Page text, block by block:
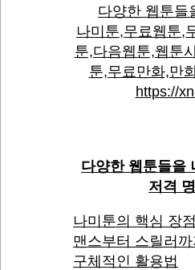
다양한 웹툰들
나미툰,무료웹툰,
툰,다음웹툰,웹툰
툰,무료만화,만
https://
다양한 웹툰들을
저격
나미툰의 핵심 장
맨스부터 스릴러
구체적인 활용법